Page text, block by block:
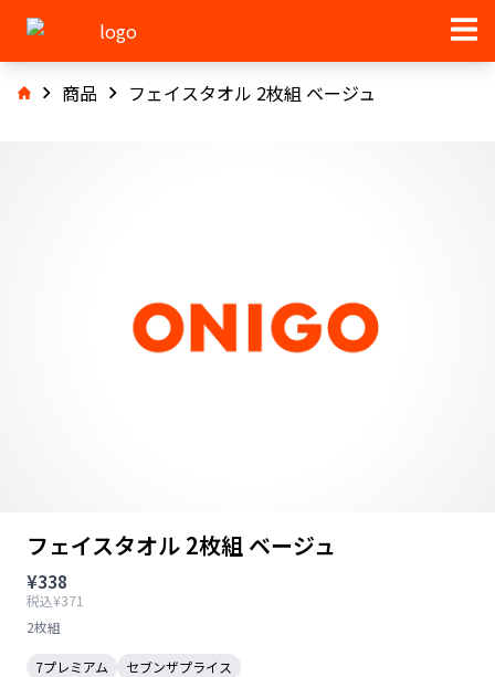
商品 フェイスタオル 2枚組 ベージュ
フェイスタオル 2枚組 ベージュ
¥338
税込¥371
2枚組
7プレミアム セブンザプライス